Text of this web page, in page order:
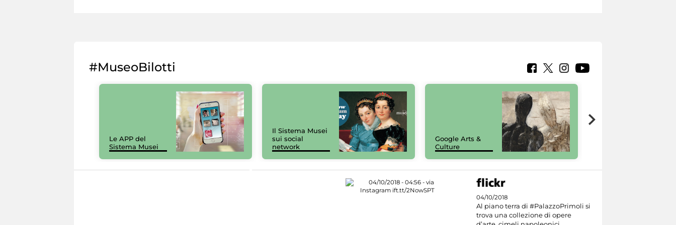
#MuseoBilotti
Le APP del
Sistema Musei
Il Sistema Musei
sui social
network
Google Arts &
Culture
04/10/2018
Al piano terra di #PalazzoPrimoli si
trova una collezione di opere